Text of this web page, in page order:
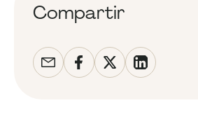
Compartir